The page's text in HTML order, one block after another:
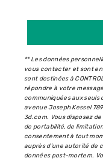
** Les données
vous contacter et sont
sont destinées à
répondre à votre
communiquées aux seuls
avenue Joseph Kessel
3d.com. Vous disposez
de portabilité, de
consentement à tout
auprès d’une autorité de
données post-mortem.